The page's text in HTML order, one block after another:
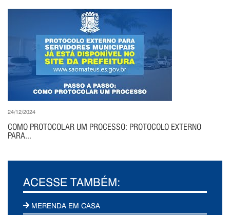
24/12/2024
COMO PROTOCOLAR UM PROCESSO: PROTOCOLO EXTERNO
PARA...
ACESSE TAMBÉM:
MERENDA EM CASA